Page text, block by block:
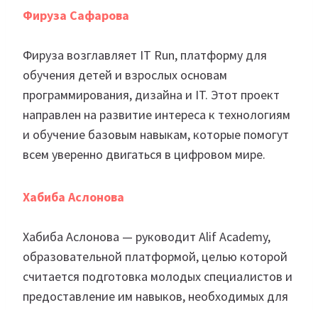
Фируза Сафарова
Фируза возглавляет IT Run, платформу для
обучения детей и взрослых основам
программирования, дизайна и IT. Этот проект
направлен на развитие интереса к технологиям
и обучение базовым навыкам, которые помогут
всем уверенно двигаться в цифровом мире.
Хабиба Аслонова
Хабиба Аслонова — руководит Alif Academy,
образовательной платформой, целью которой
считается подготовка молодых специалистов и
предоставление им навыков, необходимых для